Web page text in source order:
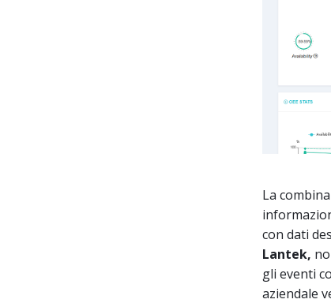
La
con dati
Lantek,
gli eventi
aziendale